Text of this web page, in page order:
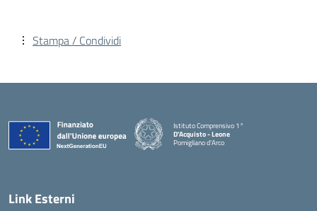
Stampa / Condividi
Istituto Comprensivo 1°
D'Acquisto - Leone
Pomigliano d'Arco
— Visita la pagina iniziale della scuola
Link Esterni